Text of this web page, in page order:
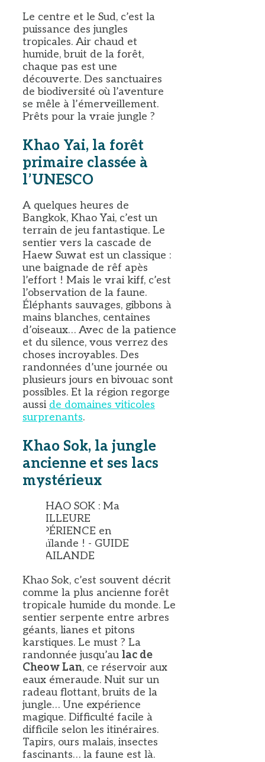
Le centre et le Sud, c’est la
puissance des jungles
tropicales. Air chaud et
humide, bruit de la forêt,
chaque pas est une
découverte. Des sanctuaires
de biodiversité où l’aventure
se mêle à l’émerveillement.
Prêts pour la vraie jungle ?
Khao Yai, la forêt
primaire classée à
l’UNESCO
A quelques heures de
Bangkok, Khao Yai, c’est un
terrain de jeu fantastique. Le
sentier vers la cascade de
Haew Suwat est un classique :
une baignade de rêf apès
l’effort ! Mais le vrai kiff, c’est
l’observation de la faune.
Éléphants sauvages, gibbons à
mains blanches, centaines
d’oiseaux… Avec de la patience
et du silence, vous verrez des
choses incroyables. Des
randonnées d’une journée ou
plusieurs jours en bivouac sont
possibles. Et la région regorge
aussi de domaines viticoles
surprenants.
Khao Sok, la jungle
ancienne et ses lacs
mystérieux
Khao Sok, c’est souvent décrit
comme la plus ancienne forêt
tropicale humide du monde. Le
sentier serpente entre arbres
géants, lianes et pitons
karstiques. Le must ? La
randonnée jusqu’au lac de
Cheow Lan, ce réservoir aux
eaux émeraude. Nuit sur un
radeau flottant, bruits de la
jungle… Une expérience
magique. Difficulté facile à
difficile selon les itinéraires.
Tapirs, ours malais, insectes
fascinants… la faune est là.